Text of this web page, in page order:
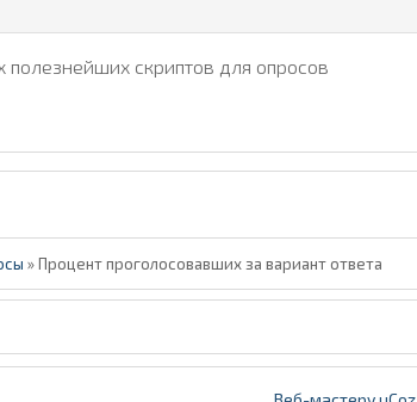
полезнейших скриптов для опросов
»Процент проголосовавших за вариант ответа